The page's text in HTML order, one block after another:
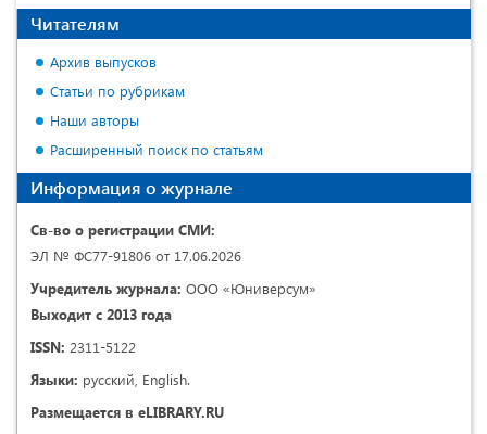
Читателям
Архив выпусков
Статьи по рубрикам
Наши авторы
Расширенный поиск по статьям
Информация о журнале
Св-во о регистрации СМИ:
ЭЛ № ФС77-91806 от 17.06.2026
Учредитель журнала: ООО «Юниверсум»
Выходит с 2013 года
ISSN: 2311-5122
Языки: русский, English.
Размещается в eLIBRARY.RU